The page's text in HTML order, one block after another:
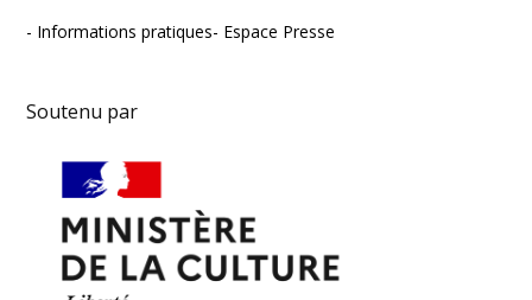
Informations pratiques Espace Presse
Soutenu par